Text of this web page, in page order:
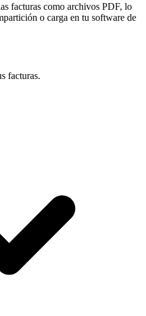
facturas como archivos PDF, lo
o carga en tu software de
facturas.